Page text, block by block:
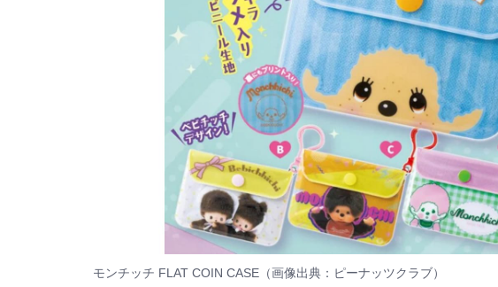
モンチッチ FLAT COIN CASE（画像出典：ピーナッツクラブ）